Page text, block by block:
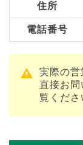
住所
電話番号
実際の営
直接お
覧くださ